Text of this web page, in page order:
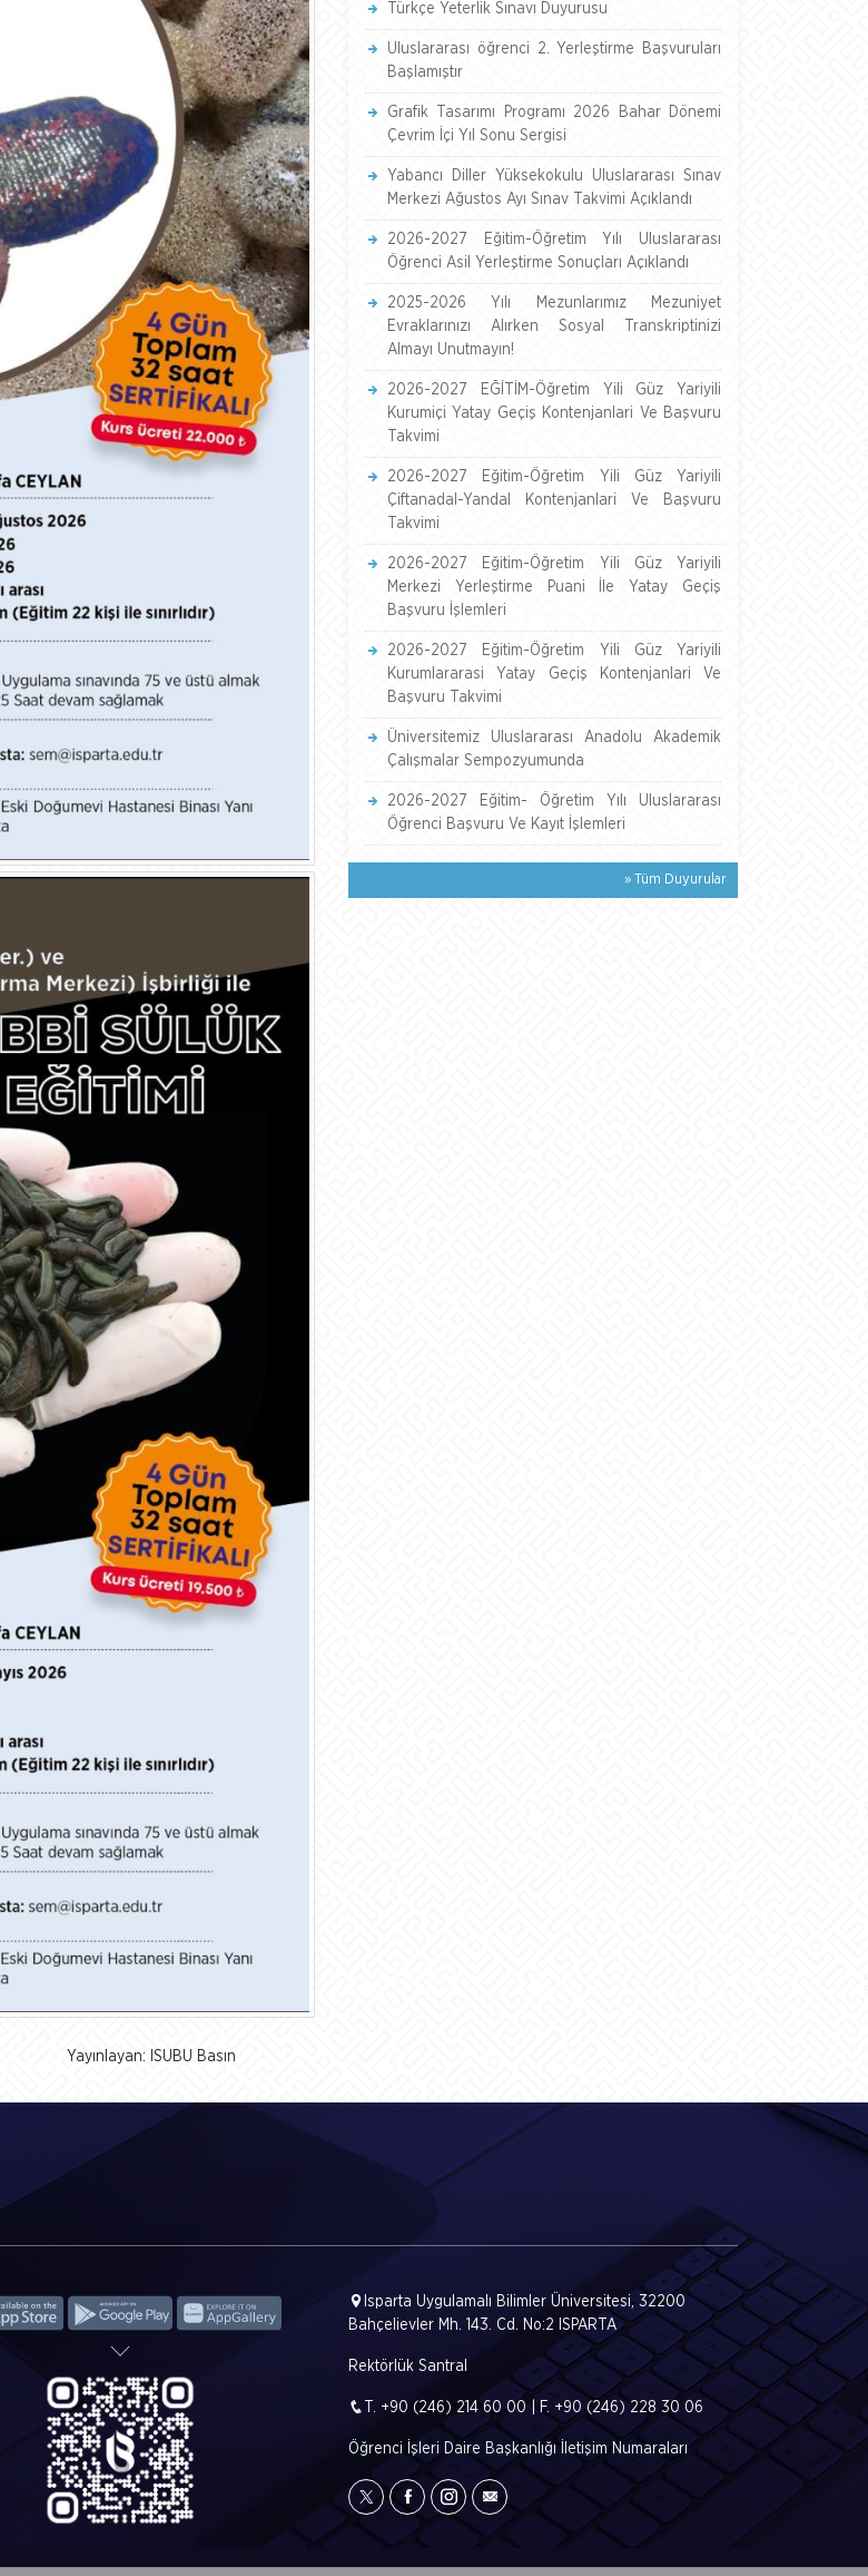
Yayınlayan: ISUBU Basın
Türkçe Yeterlik Sınavı Duyurusu
Uluslararası öğrenci 2. Yerleştirme Başvuruları
Başlamıştır
Grafik Tasarımı Programı 2026 Bahar Dönemi
Çevrim İçi Yıl Sonu Sergisi
Yabancı Diller Yüksekokulu Uluslararası Sınav
Merkezi Ağustos Ayı Sınav Takvimi Açıklandı
2026-2027 Eğitim-Öğretim Yılı Uluslararası
Öğrenci Asil Yerleştirme Sonuçları Açıklandı
2025-2026 Yılı Mezunlarımız Mezuniyet
Evraklarınızı Alırken Sosyal Transkriptinizi
Almayı Unutmayın!
2026-2027 EĞİTİM-Öğretim Yili Güz Yariyili
Kurumiçi Yatay Geçiş Kontenjanlari Ve Başvuru
Takvimi
2026-2027 Eğitim-Öğretim Yili Güz Yariyili
Çiftanadal-Yandal Kontenjanlari Ve Başvuru
Takvimi
2026-2027 Eğitim-Öğretim Yili Güz Yariyili
Merkezi Yerleştirme Puani İle Yatay Geçiş
Başvuru İşlemleri
2026-2027 Eğitim-Öğretim Yili Güz Yariyili
Kurumlararasi Yatay Geçiş Kontenjanlari Ve
Başvuru Takvimi
Üniversitemiz Uluslararası Anadolu Akademik
Çalışmalar Sempozyumunda
2026-2027 Eğitim- Öğretim Yılı Uluslararası
Öğrenci Başvuru Ve Kayıt İşlemleri
» Tüm Duyurular
Isparta Uygulamalı Bilimler Üniversitesi, 32200
Bahçelievler Mh. 143. Cd. No:2 ISPARTA
Rektörlük Santral
T. +90 (246) 214 60 00 | F. +90 (246) 228 30 06
Öğrenci İşleri Daire Başkanlığı İletişim Numaraları